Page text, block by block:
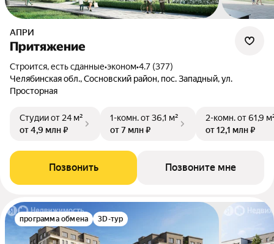
АПРИ
Притяжение
Строится, есть сданные•эконом•4.7 (377)
Челябинская обл., Сосновский район, пос. Западный, ул.
Просторная
Студииот 24 м²
от 4,9 млн ₽
1-комн.от 36,1 м²
от 7 млн ₽
2-комн.от 61,9
от 12,1 млн ₽
Позвонить Позвоните мне
программа обмена 3D-тур